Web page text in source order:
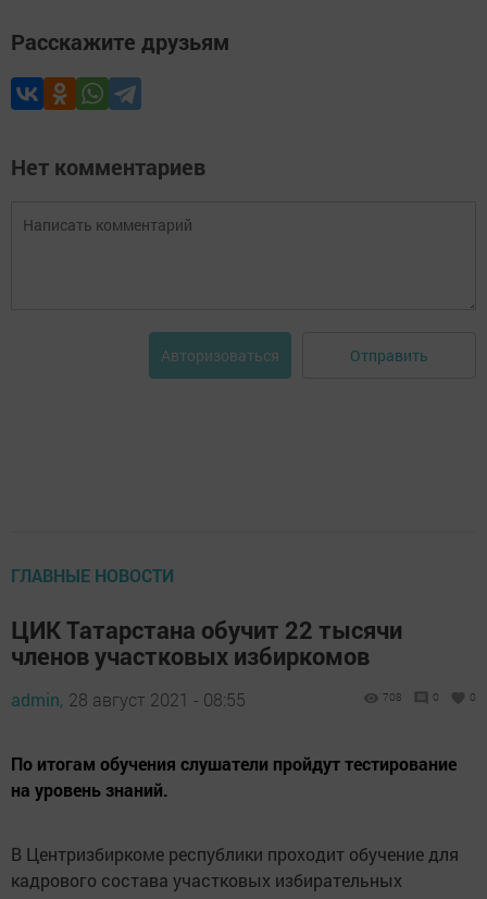
Расскажите друзьям
Нет комментариев
Авторизоваться Отправить
ГЛАВНЫЕ НОВОСТИ
ЦИК Татарстана обучит 22 тысячи
членов участковых избиркомов
admin, 28 август 2021 - 08:55 708 0 0
По итогам обучения слушатели пройдут тестирование
на уровень знаний.
В Центризбиркоме республики проходит обучение для
кадрового состава участковых избирательных